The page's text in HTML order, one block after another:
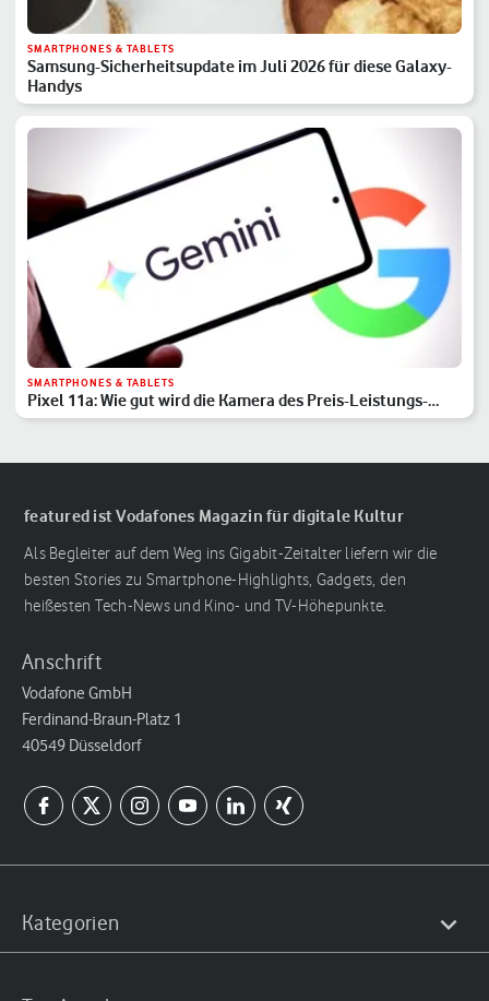
SMARTPHONES & TABLETS
Samsung-Sicherheitsupdate im Juli 2026 für diese Galaxy-
Handys
SMARTPHONES & TABLETS
Pixel 11a: Wie gut wird die Kamera des Preis-Leistungs-
Hits?
featured ist Vodafones Magazin für digitale Kultur
Als Begleiter auf dem Weg ins Gigabit-Zeitalter liefern wir die
besten Stories zu Smartphone-Highlights, Gadgets, den
heißesten Tech-News und Kino- und TV-Höhepunkte.
Anschrift
Vodafone GmbH
Ferdinand-Braun-Platz 1
40549 Düsseldorf
Kategorien